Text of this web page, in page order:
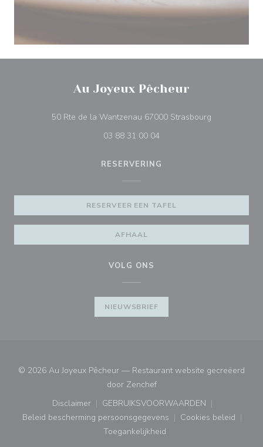
Au Joyeux Pêcheur
50 Rte de la Wantzenau 67000 Strasbourg
03 88 31 00 04
RESERVERING
RESERVEER EEN TAFEL
AFHAAL
VOLG ONS
NIEUWSBRIEF
© 2026 Au Joyeux Pêcheur — Restaurant website gecreëerd
door Zenchef((opent in een nieuw
Disclaimer
((opent in een nieuw venster))
GEBRUIKSVOORWAARDEN
((opent in een nieuw
Beleid bescherming persoonsgegevens
((opent in een nieuw venster))
Cookies beleid
((opent in
Toegankelijkheid
((opent in een nieuw venster))